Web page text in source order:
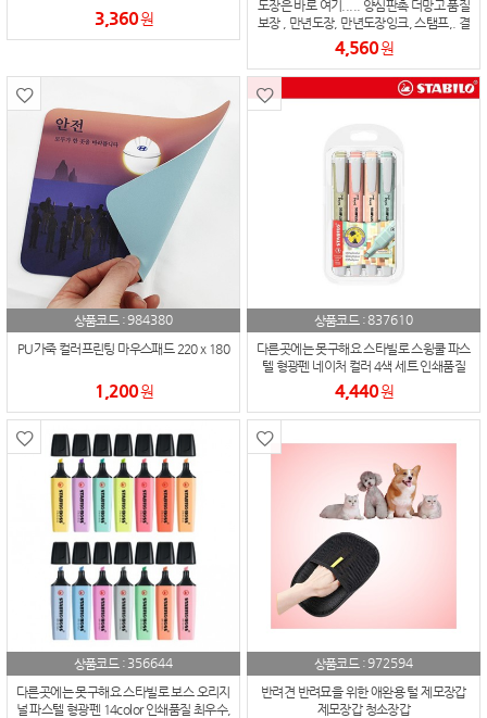
3,360원
도장은 바로 여기..... 양심판촉 더망고 품질
보장 , 만년도장, 만년도장잉크, 스탬프,. 결
제도장, 학교졸업기념 도장
4,560원
상품코드 :984380
PU가죽 컬러프린팅 마우스패드 220 x 180
1,200원
상품코드 :837610
다른곳에는 못구해요 스타빌로 스윙쿨 파스
텔 형광펜 네이처 컬러 4색 세트 인쇄품질
최우수, 형광펜이 이렇게 이뻐
4,440원
상품코드 : 356644
다른곳에는 못구해요 스타빌로 보스 오리지
널 파스텔 형광펜 14color 인쇄품질 최우수,
상품코드 :972594
반려견 반려묘을 위한 애완용 털 제모장갑
제모장갑 청소장갑